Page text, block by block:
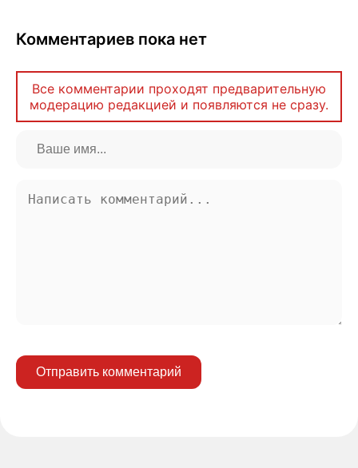
Комментариев пока нет
Все комментарии проходят предварительную
модерацию редакцией и появляются не сразу.
Отправить комментарий